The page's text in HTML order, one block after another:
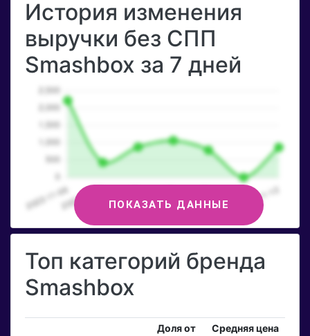
История изменения
выручки без СПП
Smashbox за 7 дней
ПОКАЗАТЬ ДАННЫЕ
Топ категорий бренда
Smashbox
Доля от
Средняя цена